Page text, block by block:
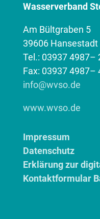
Wasserverband
Am Bültgraben 5
39606
Tel.: 03937 4987–
Fax: 03937 4987–
info@wvso.de
www.wvso.de
Impressum
Datenschutz
Erklärung zur
Kontaktformular